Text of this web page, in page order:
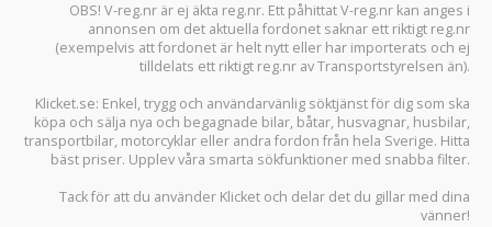
OBS! V-reg.nr är ej äkta reg.nr. Ett påhittat V-reg.nr kan anges i
annonsen om det aktuella fordonet saknar ett riktigt reg.nr
(exempelvis att fordonet är helt nytt eller har importerats och ej
tilldelats ett riktigt reg.nr av Transportstyrelsen än).
Klicket.se: Enkel, trygg och användarvänlig söktjänst för dig som ska
köpa och sälja nya och begagnade bilar, båtar, husvagnar, husbilar,
transportbilar, motorcyklar eller andra fordon från hela Sverige. Hitta
bäst priser. Upplev våra smarta sökfunktioner med snabba filter.
Tack för att du använder Klicket och delar det du gillar med dina
vänner!